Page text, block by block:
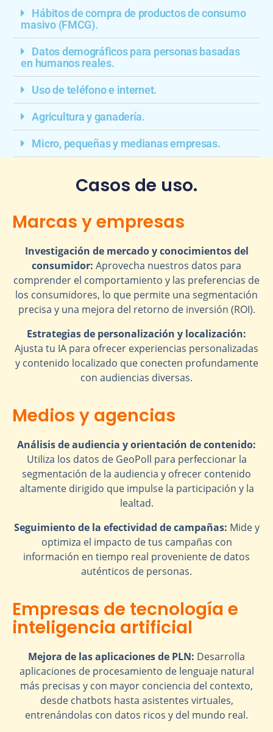
Hábitos de compra de productos de consumo
masivo (FMCG).
Datos demográficos para personas basadas
en humanos reales.
Uso de teléfono e internet.
Agricultura y ganadería.
Micro, pequeñas y medianas empresas.
Casos de uso.
Marcas y empresas
Investigación de mercado y conocimientos del
consumidor: Aprovecha nuestros datos para
comprender el comportamiento y las preferencias de
los consumidores, lo que permite una segmentación
precisa y una mejora del retorno de inversión (ROI).
Estrategias de personalización y localización:
Ajusta tu IA para ofrecer experiencias personalizadas
y contenido localizado que conecten profundamente
con audiencias diversas.
Medios y agencias
Análisis de audiencia y orientación de contenido:
Utiliza los datos de GeoPoll para perfeccionar la
segmentación de la audiencia y ofrecer contenido
altamente dirigido que impulse la participación y la
lealtad.
Seguimiento de la efectividad de campañas: Mide y
optimiza el impacto de tus campañas con
información en tiempo real proveniente de datos
auténticos de personas.
Empresas de tecnología e
inteligencia artificial
Mejora de las aplicaciones de PLN: Desarrolla
aplicaciones de procesamiento de lenguaje natural
más precisas y con mayor conciencia del contexto,
desde chatbots hasta asistentes virtuales,
entrenándolas con datos ricos y del mundo real.